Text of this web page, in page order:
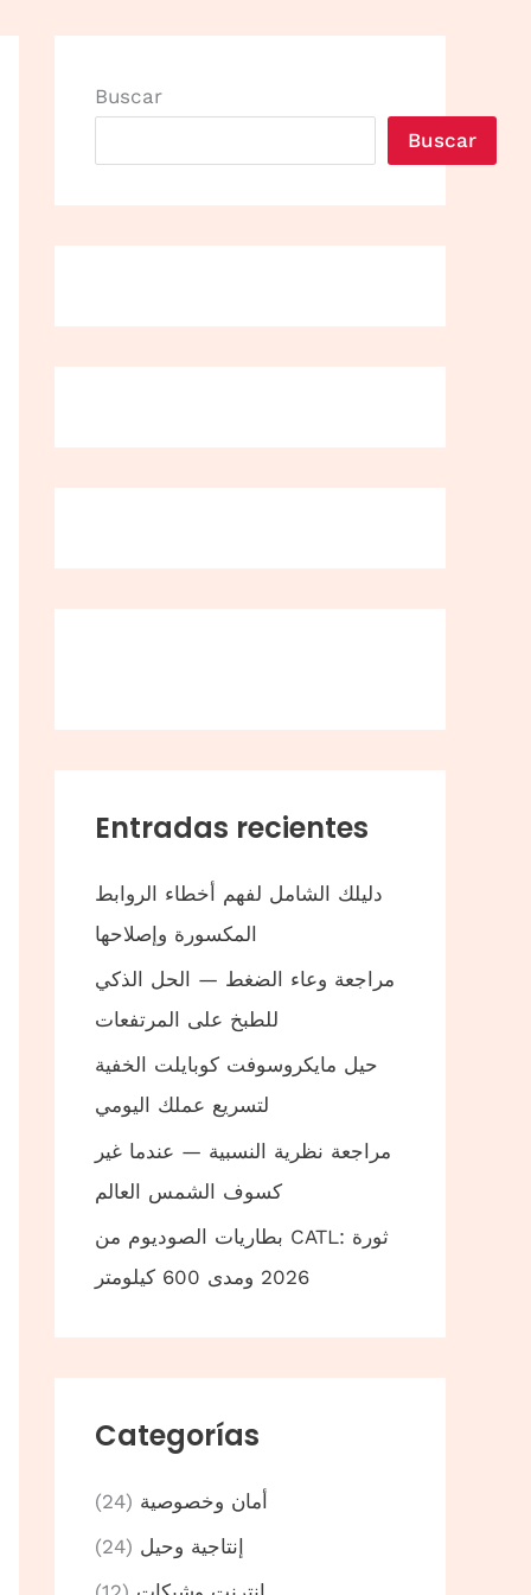
Buscar
Buscar
Entradas recientes
دليلك الشامل لفهم أخطاء الروابط
المكسورة وإصلاحها
مراجعة وعاء الضغط — الحل الذكي
للطبخ على المرتفعات
حيل مايكروسوفت كوبايلت الخفية
لتسريع عملك اليومي
مراجعة نظرية النسبية — عندما غير
كسوف الشمس العالم
بطاريات الصوديوم من CATL: ثورة
2026 ومدى 600 كيلومتر
Categorías
أمان وخصوصية (24)
إنتاجية وحيل (24)